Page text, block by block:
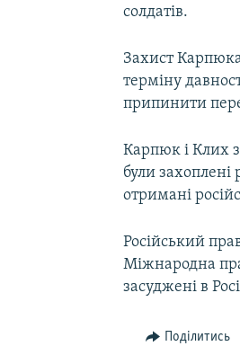
солдатів.
Захист
терміну
припинити
Карпюк і Клих
були
отримані
Російський
Міжнародна
засуджені в
Поділитись